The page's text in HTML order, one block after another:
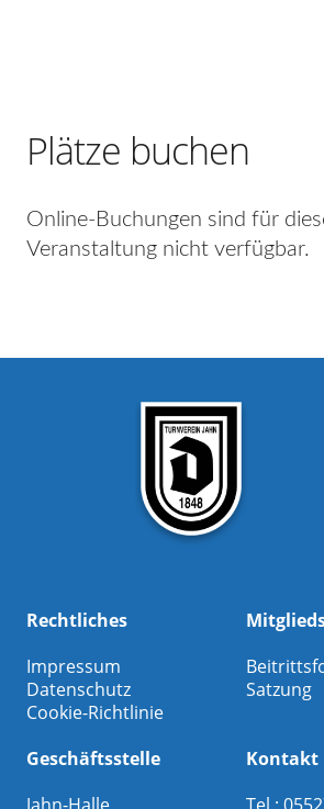
Plätze buchen
Online-Buchungen sind für
Veranstaltung nicht verfügbar.
Rechtliches
Impressum
Datenschutz
Cookie-Richtlinie
Satzung
Geschäftsstelle
Kontakt